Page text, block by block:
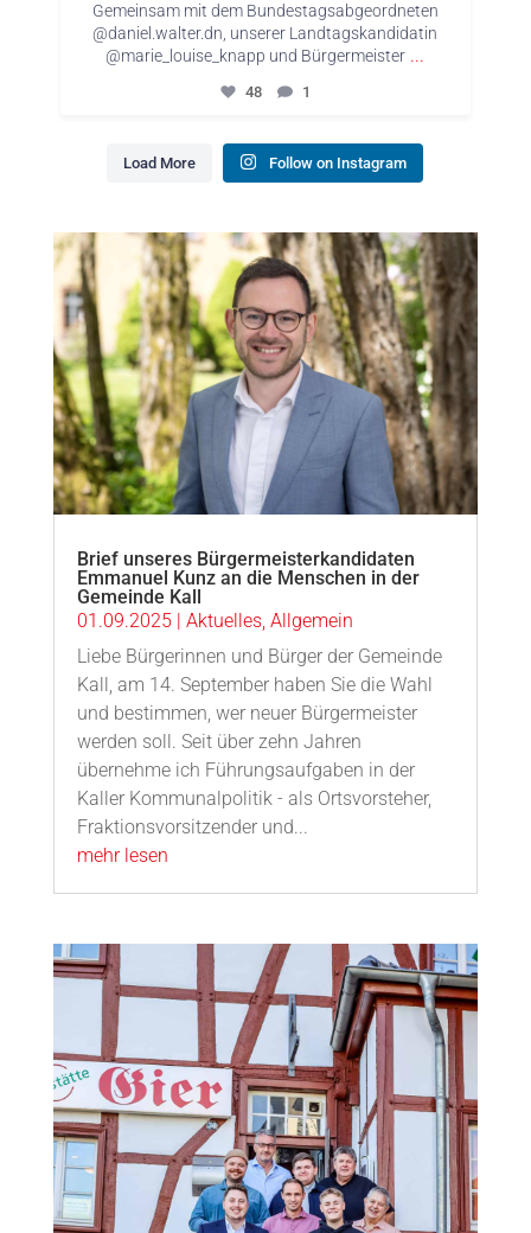
Gemeinsam mit dem Bundestagsabgeordneten
@daniel.walter.dn, unserer Landtagskandidatin
@marie_louise_knapp und Bürgermeister ...
48 1
Load More Follow on Instagram
Brief unseres Bürgermeisterkandidaten
Emmanuel Kunz an die Menschen in der
Gemeinde Kall
01.09.2025| Aktuelles, Allgemein
Liebe Bürgerinnen und Bürger der Gemeinde
Kall, am 14. September haben Sie die Wahl
und bestimmen, wer neuer Bürgermeister
werden soll. Seit über zehn Jahren
übernehme ich Führungsaufgaben in der
Kaller Kommunalpolitik - als Ortsvorsteher,
Fraktionsvorsitzender und...
mehr lesen